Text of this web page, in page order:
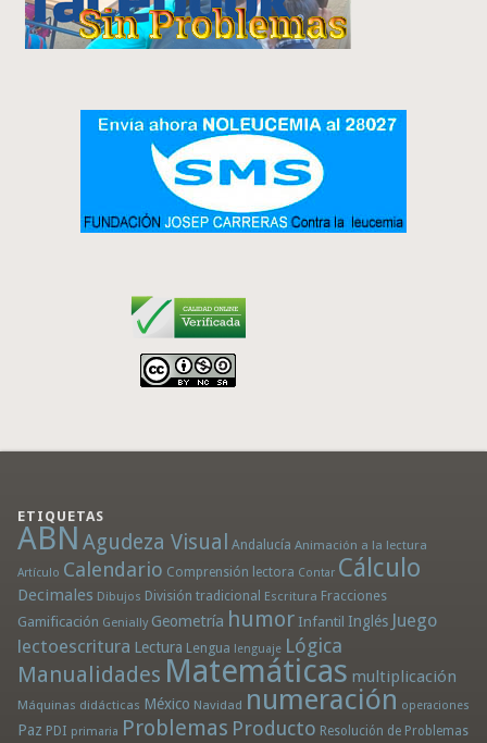
ETIQUETAS
ABN Agudeza Visual Andalucía Animación a la lectura
Artículo Calendario Comprensión lectora Contar Cálculo
Decimales Dibujos División tradicional Escritura Fracciones
Gamificación Genially Geometría humor Infantil Inglés Juego
lectoescritura Lectura Lengua lenguaje Lógica
Manualidades Matemáticas multiplicación
Máquinas didácticas México Navidad numeración operaciones
Paz PDI primaria Problemas Producto Resolución de Problemas